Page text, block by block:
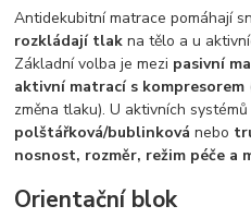
Antidekubitní matrace pomáhají
rozkládají tlak na tělo a u
Základní volba je mezi pasivní
aktivní matrací s kompresorem
změna tlaku). U aktivních
polštářková/bublinková nebo
nosnost, rozměr, režim péče a
Orientační blok